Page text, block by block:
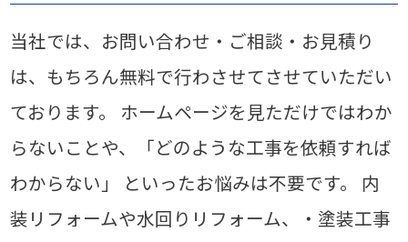
当社では、お問い合わせ・ご相談・お見積り
は、もちろん無料で行わさせてさせていただい
ております。
ホームページを見ただけではわか
らないことや、「どのような工事を依頼すれば
わからない」
といったお悩みは不要です。
内
装リフォームや水回りリフォーム、・塗装工事